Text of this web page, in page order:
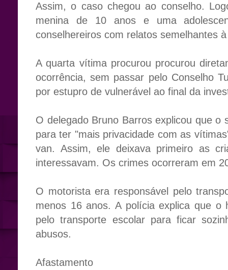
Assim, o caso chegou ao conselho.
menina de 10 anos e uma
conselhereiros com relatos semelhantes
A quarta vítima procurou procurou
ocorrência, sem passar pelo Conselho
por estupro de vulnerável ao final da
O delegado Bruno Barros explicou que o
para ter "mais privacidade com as
van. Assim, ele deixava primeiro as
interessavam. Os crimes ocorreram em
O motorista era responsável pelo
menos 16 anos. A polícia explica que o
pelo transporte escolar para ficar
abusos.
Afastamento